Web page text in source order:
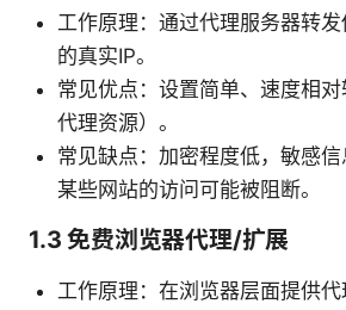
工作原理：通过代理服务器转
的真实IP。
常见优点：设置简单、速度相
代理资源）。
常见缺点：加密程度低，敏感
某些网站的访问可能被阻断。
1.3 免费浏览器代理/扩展
工作原理：在浏览器层面提供